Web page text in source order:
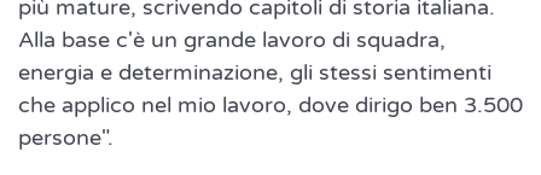
più mature, scrivendo capitoli di storia italiana.
Alla base c'è un grande lavoro di squadra,
energia e determinazione, gli stessi sentimenti
che applico nel mio lavoro, dove dirigo ben 3.500
persone".